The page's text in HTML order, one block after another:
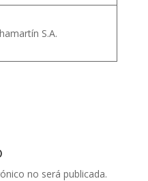
S.A.
no será publicada.